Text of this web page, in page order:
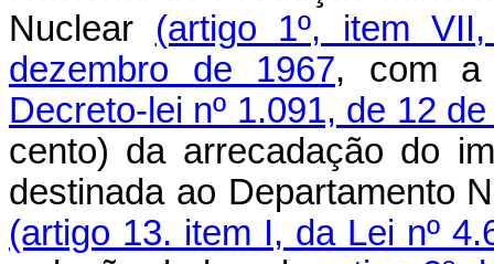
Nuclear (artigo 1º, item
dezembro de 1967, com a
Decreto-lei nº 1.091, de 12
cento) da arrecadação do
destinada ao Departamento
(artigo 13. item I, da Lei nº